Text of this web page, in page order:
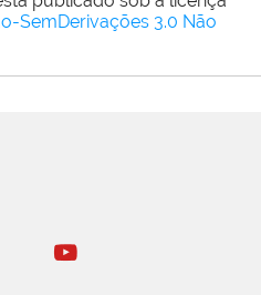
SemDerivações 3.0 Não